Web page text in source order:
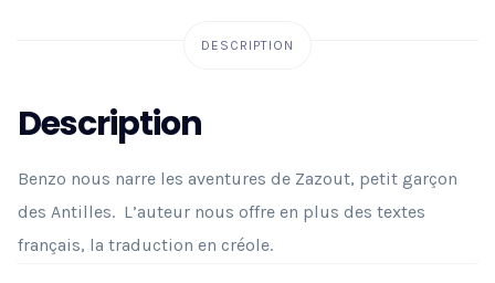
DESCRIPTION
Description
Benzo nous narre les aventures de Zazout, petit garçon
des Antilles. L’auteur nous offre en plus des textes
français, la traduction en créole.